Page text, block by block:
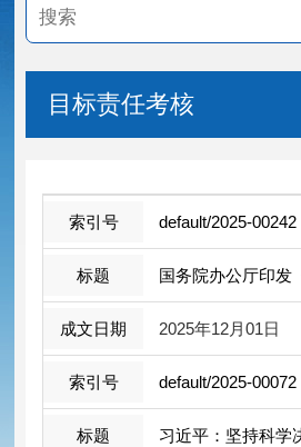
目标责任考核
default/2025-00242
国务院办公厅印发《“
2025年12月01日
default/2025-00072
习近平：坚持科学决